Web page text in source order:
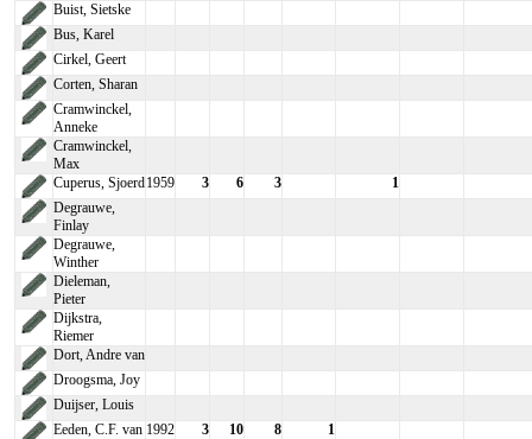
Buist, Sietske
Bus, Karel
Cirkel, Geert
Corten, Sharan
Cramwinckel,
Anneke
Cramwinckel,
Max
Cuperus, Sjoerd1959 3 6 3
1
Degrauwe,
Finlay
Degrauwe,
Winther
Dieleman,
Pieter
Dijkstra,
Riemer
Dort, Andre van
Droogsma, Joy
Duijser, Louis
Eeden, C.F. van 1992 3 10 8
1